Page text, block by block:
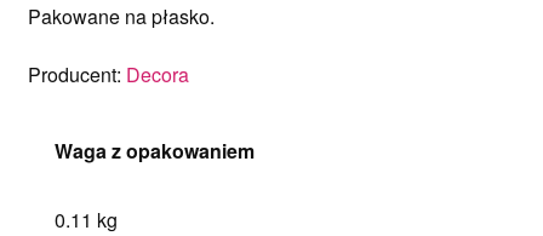
Pakowane na płasko.
Producent: Decora
Waga z opakowaniem
0.11 kg